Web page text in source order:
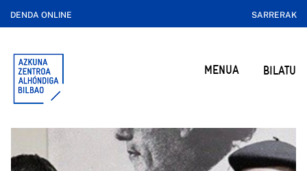
DENDA ONLINE SARRERAK
MENUA BILATU